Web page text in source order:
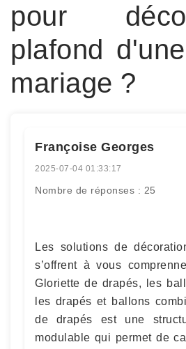
pour
plafond
mariage ?
Françoise Georges
2025-07-04 01:33:17
Nombre de réponses : 25
Les solutions de
s’offrent à vous
Gloriette de drapés, les
les drapés et ballons
de drapés est une
modulable qui permet de